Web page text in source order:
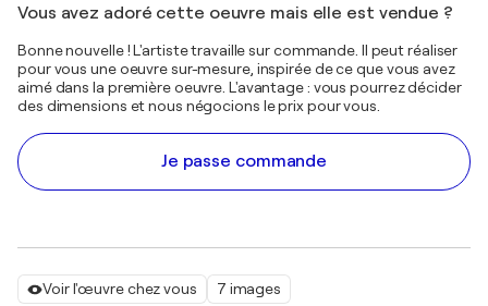
Voir l'œuvre chez vous 7 images
Vous avez adoré cette oeuvre mais elle est vendue ?
Bonne nouvelle ! L'artiste travaille sur commande. Il peut réaliser
pour vous une oeuvre sur-mesure, inspirée de ce que vous avez
aimé dans la première oeuvre. L'avantage : vous pourrez décider
des dimensions et nous négocions le prix pour vous.
Je passe commande